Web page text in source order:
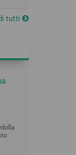
tutti